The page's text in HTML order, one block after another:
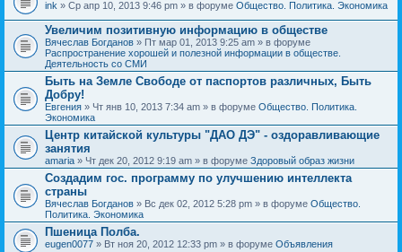
с
о
д
е
р
ж
и
т
о
п
р
о
с
.
я
ink » Ср апр 10, 2013 9:46 pm » в форуме Общество. Политика. Экономика
Увеличим позитивную информацию в обществе
Вячеслав Богданов » Пт мар 01, 2013 9:25 am » в форуме
Распространение хорошей и полезной информации в обществе.
Деятельность со СМИ
Быть на Земле Свободе от паспортов различных, Быть
Добру!
Евгения » Чт янв 10, 2013 7:34 am » в форуме Общество. Политика.
Экономика
Центр китайской культуры "ДАО ДЭ" - оздоравливающие
занятия
amaria » Чт дек 20, 2012 9:19 am » в форуме Здоровый образ жизни
Создадим гос. программу по улучшению интеллекта
страны
Вячеслав Богданов » Вс дек 02, 2012 5:28 pm » в форуме Общество.
Политика. Экономика
Пшеница Полба.
eugen0077 » Вт ноя 20, 2012 12:33 pm » в форуме Объявления